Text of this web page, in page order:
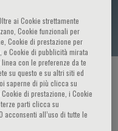
/ ORADOR
ai Cookie strettamente
Cookie funzionali per
Cookie di prestazione per
e Cookie di pubblicità mirata
con le preferenze da te
su questo e su altri siti ed
saperne di più clicca su
di prestazione, i Cookie
parti clicca su
acconsenti all’uso di tutte le